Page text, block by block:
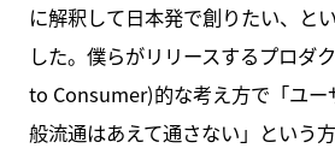
に解釈して日本発で創りたい、と
した。僕らがリリースするプロダ
to Consumer)的な考え方で「ユー
般流通はあえて通さない」という